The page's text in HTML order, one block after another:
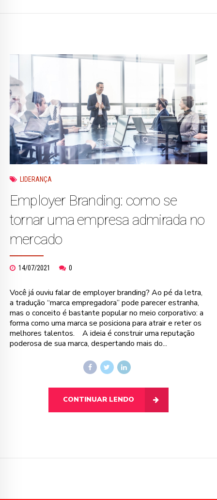
LIDERANÇA
Employer Branding: como se
tornar uma empresa admirada no
mercado
14/07/2021 0
Você já ouviu falar de employer branding? Ao pé da letra,
a tradução “marca empregadora” pode parecer estranha,
mas o conceito é bastante popular no meio corporativo: a
forma como uma marca se posiciona para atrair e reter os
melhores talentos. A ideia é construir uma reputação
poderosa de sua marca, despertando mais do...
CONTINUAR LENDO